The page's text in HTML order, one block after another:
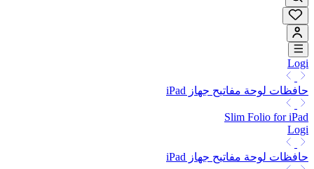
Logi
حافظات لوحة مفاتيح جهاز iPad
Slim Folio for iPad
Logi
حافظات لوحة مفاتيح جهاز iPad